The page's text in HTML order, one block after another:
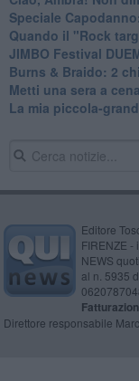
Speciale
Quando il "Rock
JIMBO Festival
Burns & Braido: 2
Metti una sera a
La mia piccola-
Editore
FIRENZE -
NEWS
al n. 5935
Direttore responsabile